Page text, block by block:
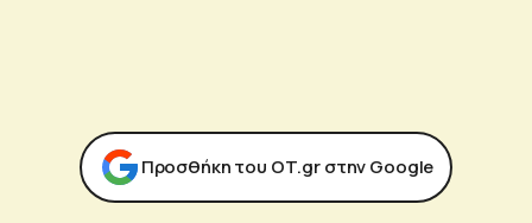
Προσθήκη του ΟΤ.gr στην Google